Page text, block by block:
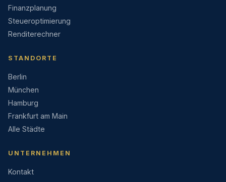
Finanzplanung
Steueroptimierung
Renditerechner
STANDORTE
Berlin
München
Hamburg
Frankfurt am Main
Alle Städte
UNTERNEHMEN
Kontakt